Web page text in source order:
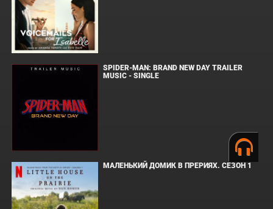
SPIDER-MAN: BRAND NEW DAY TRAILER
MUSIC - SINGLE
МАЛЕНЬКИЙ ДОМИК В ПРЕРИЯХ. СЕЗОН 1